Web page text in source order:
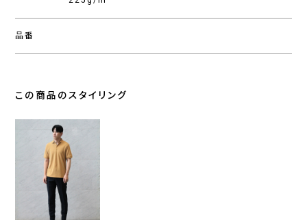
品番
この商品のスタイリング